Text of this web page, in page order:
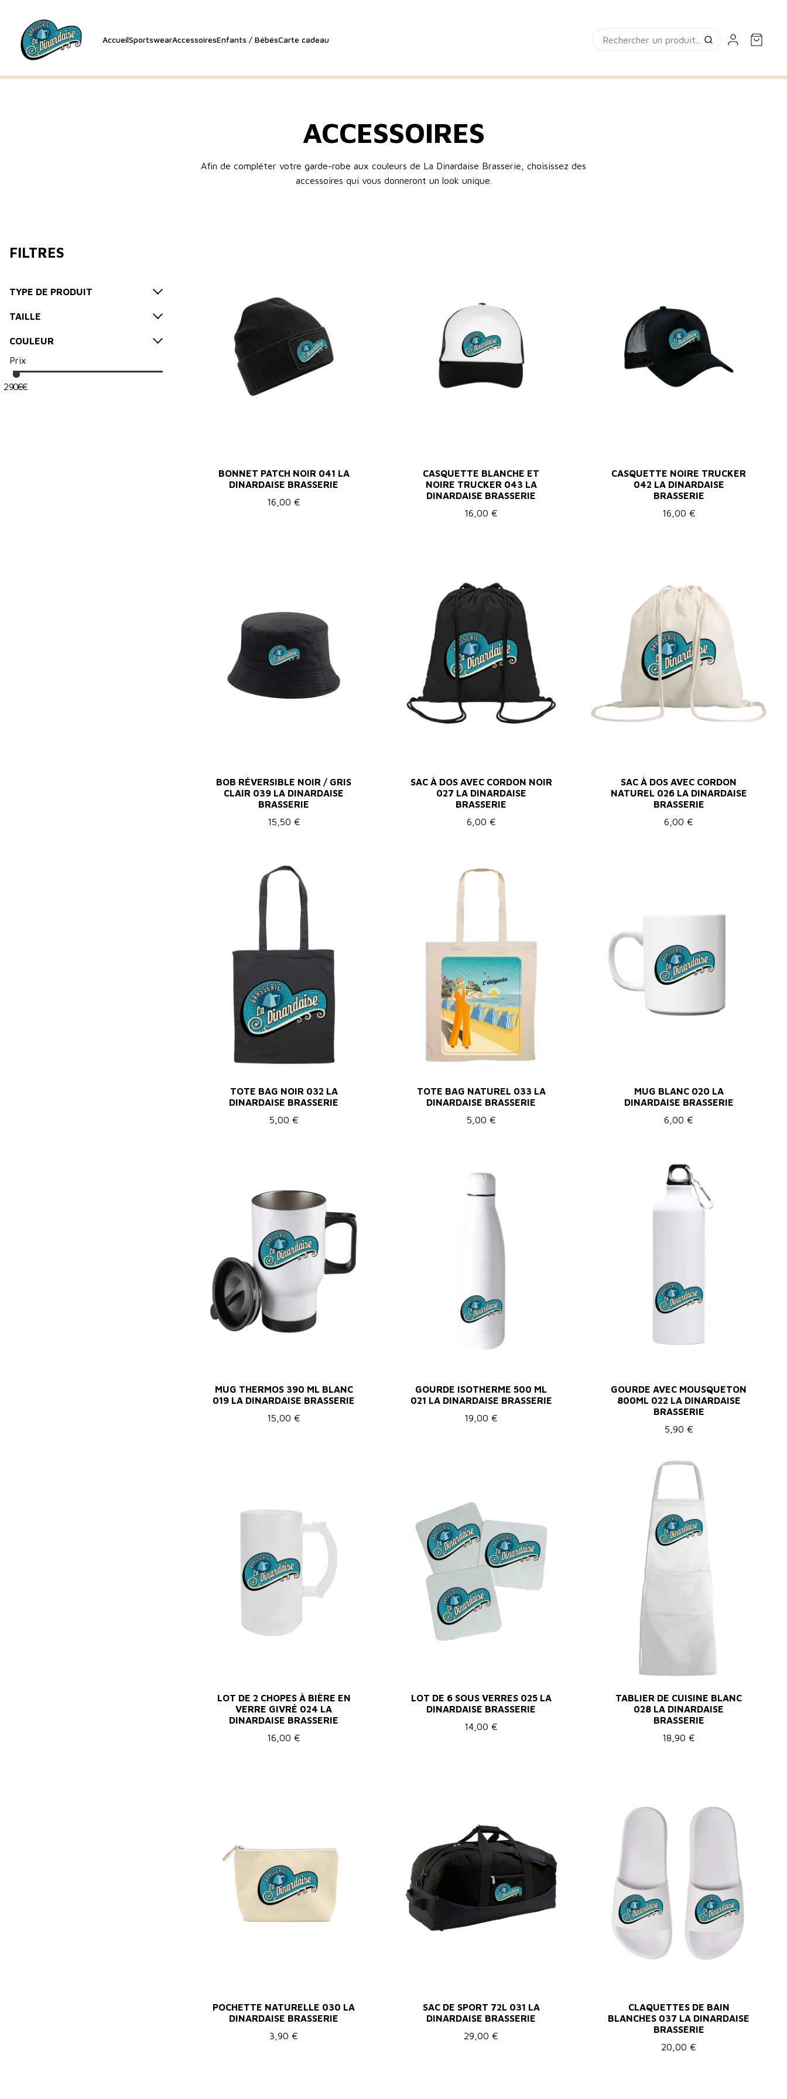
AccueilSportswearAccessoiresEnfants / BébésCarte cadeau
ACCESSOIRES
Afin de compléter votre garde-robe aux couleurs de La Dinardaise Brasserie, choisissez des
accessoires qui vous donneront un look unique.
FILTRES
TYPE DE PRODUIT
TAILLE
COULEUR
Prix
0€
29€
BONNET PATCH NOIR 041 LA
DINARDAISE BRASSERIE
16,00 €
CASQUETTE BLANCHE ET
NOIRE TRUCKER 043 LA
DINARDAISE BRASSERIE
16,00 €
CASQUETTE NOIRE TRUCKER
042 LA DINARDAISE
BRASSERIE
16,00 €
BOB RÉVERSIBLE NOIR / GRIS
CLAIR 039 LA DINARDAISE
BRASSERIE
15,50 €
SAC À DOS AVEC CORDON NOIR
027 LA DINARDAISE
BRASSERIE
6,00 €
SAC À DOS AVEC CORDON
NATUREL 026 LA DINARDAISE
BRASSERIE
6,00 €
TOTE BAG NOIR 032 LA
DINARDAISE BRASSERIE
5,00 €
TOTE BAG NATUREL 033 LA
DINARDAISE BRASSERIE
5,00 €
MUG BLANC 020 LA
DINARDAISE BRASSERIE
6,00 €
MUG THERMOS 390 ML BLANC
019 LA DINARDAISE BRASSERIE
15,00 €
GOURDE ISOTHERME 500 ML
021 LA DINARDAISE BRASSERIE
19,00 €
GOURDE AVEC MOUSQUETON
800ML 022 LA DINARDAISE
BRASSERIE
5,90 €
LOT DE 2 CHOPES À BIÈRE EN
VERRE GIVRÉ 024 LA
DINARDAISE BRASSERIE
16,00 €
LOT DE 6 SOUS VERRES 025 LA
DINARDAISE BRASSERIE
14,00 €
TABLIER DE CUISINE BLANC
028 LA DINARDAISE
BRASSERIE
18,90 €
POCHETTE NATURELLE 030 LA
DINARDAISE BRASSERIE
3,90 €
SAC DE SPORT 72L 031 LA
DINARDAISE BRASSERIE
29,00 €
CLAQUETTES DE BAIN
BLANCHES 037 LA DINARDAISE
BRASSERIE
20,00 €